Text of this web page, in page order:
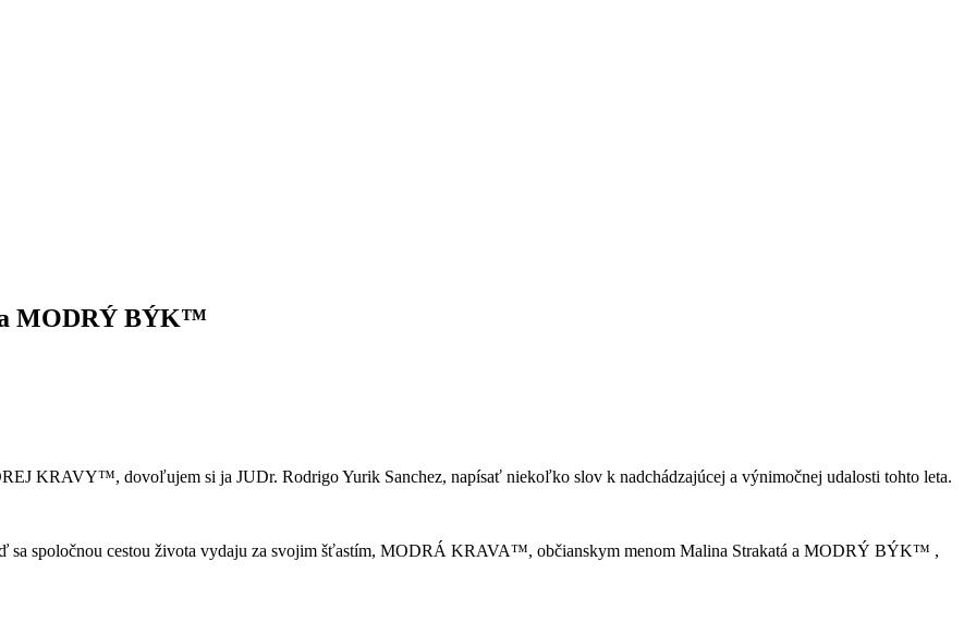
a MODRÝ BÝK™
KRAVY™, dovoľujem si ja JUDr. Rodrigo Yurik Sanchez, napísať niekoľko slov k nadchádzajúcej a výnimočnej udalosti tohto leta.
sa spoločnou cestou života vydaju za svojim šťastím, MODRÁ KRAVA™, občianskym menom Malina Strakatá a MODRÝ BÝK™ ,